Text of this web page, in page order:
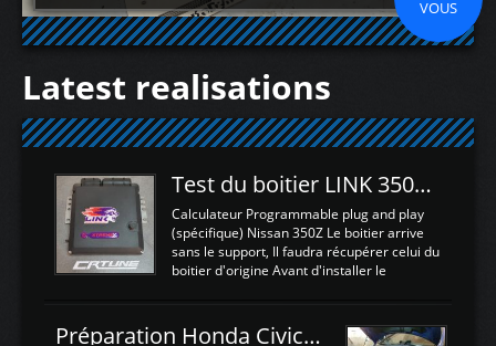
VOUS
Latest realisations
Test du boitier LINK 350Z Plugin ECU
Calculateur Programmable plug and play
(spécifique) Nissan 350Z Le boitier arrive
sans le support, Il faudra récupérer celui du
boitier d'origine Avant d'installer le
d'envoyer l'information de la large bande
Préparation Honda Civic Type R FK2